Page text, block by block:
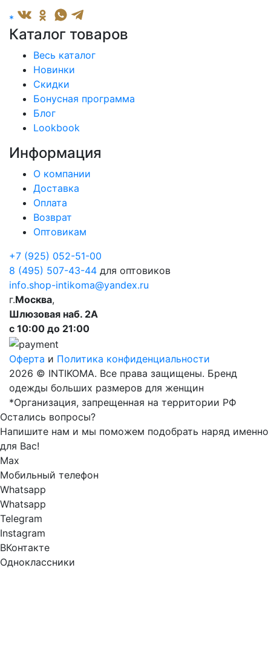
*
Каталог товаров
Весь каталог
Новинки
Скидки
Бонусная программа
Блог
Lookbook
Информация
О компании
Доставка
Оплата
Возврат
Оптовикам
+7 (925) 052-51-00
8 (495) 507-43-44 для оптовиков
info.shop-intikoma@yandex.ru
г.Москва,
Шлюзовая наб. 2А
с 10:00 до 21:00
Оферта и Политика конфиденциальности
2026 © INTIKOMA. Все права защищены. Бренд
одежды больших размеров для женщин
*Организация, запрещенная на территории РФ
Остались вопросы?
Напишите нам и мы поможем подобрать наряд именно
для Вас!
Max
Мобильный телефон
Whatsapp
Whatsapp
Telegram
Instagram
ВКонтакте
Одноклассники